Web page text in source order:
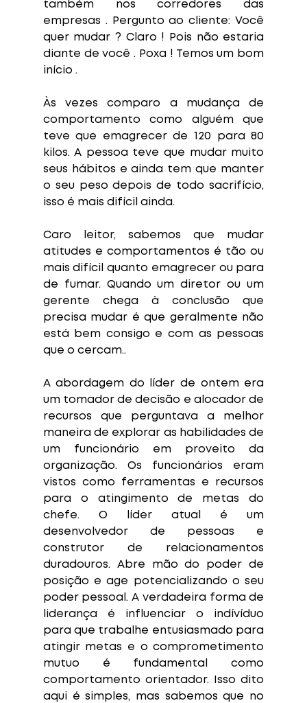
também nos corredores das
empresas . Pergunto ao cliente: Você
quer mudar ? Claro ! Pois não estaria
diante de você . Poxa ! Temos um bom
início .
Às vezes comparo a mudança de
comportamento como alguém que
teve que emagrecer de 120 para 80
kilos. A pessoa teve que mudar muito
seus hábitos e ainda tem que manter
o seu peso depois de todo sacrifício,
isso é mais difícil ainda.
Caro leitor, sabemos que mudar
atitudes e comportamentos é tão ou
mais difícil quanto emagrecer ou para
de fumar. Quando um diretor ou um
gerente chega à conclusão que
precisa mudar é que geralmente não
está bem consigo e com as pessoas
que o cercam..
A abordagem do líder de ontem era
um tomador de decisão e alocador de
recursos que perguntava a melhor
maneira de explorar as habilidades de
um funcionário em proveito da
organização. Os funcionários eram
vistos como ferramentas e recursos
para o atingimento de metas do
chefe. O líder atual é um
desenvolvedor de pessoas e
construtor de relacionamentos
duradouros. Abre mão do poder de
posição e age potencializando o seu
poder pessoal. A verdadeira forma de
liderança é influenciar o indívíduo
para que trabalhe entusiasmado para
atingir metas e o comprometimento
mutuo é fundamental como
comportamento orientador. Isso dito
aqui é simples, mas sabemos que no